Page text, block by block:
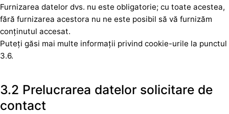
Furnizarea datelor dvs. nu este obligatorie; cu toate acestea,
fără furnizarea acestora nu ne este posibil să vă furnizăm
conținutul accesat.
Puteți găsi mai multe informații privind cookie-urile la punctul
3.6.
3.2 Prelucrarea datelor solicitare de
contact